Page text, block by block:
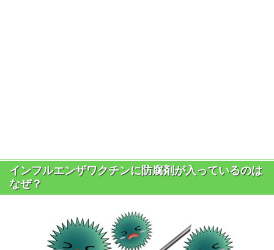
インフルエンザワクチンに防腐剤が入っているのは
なぜ？